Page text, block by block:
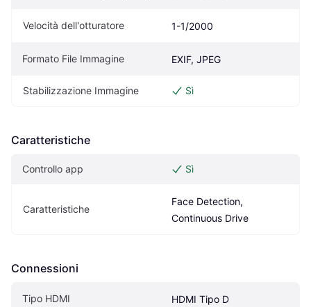
Velocità dell'otturatore 1-1/2000
Formato File Immagine EXIF, JPEG
Stabilizzazione Immagine Sì
Caratteristiche
Controllo app Sì
Caratteristiche
Face Detection,
Continuous Drive
Connessioni
Tipo HDMI HDMI Tipo D